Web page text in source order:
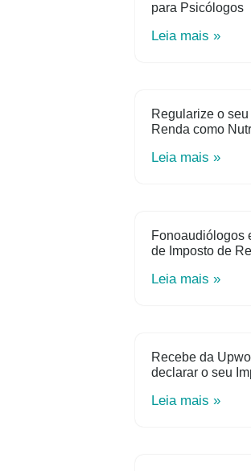
para Psicólogos
Leia mais »
Regularize o
Renda como
Leia mais »
Fonoaudiólogos
de Imposto de
Leia mais »
Recebe da
declarar o seu
Leia mais »